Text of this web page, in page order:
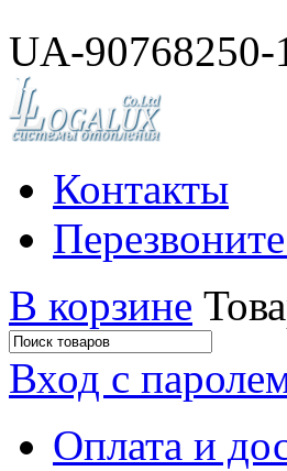
UA-90768250-
Контакты
В корзине
Вход с
Оплата и